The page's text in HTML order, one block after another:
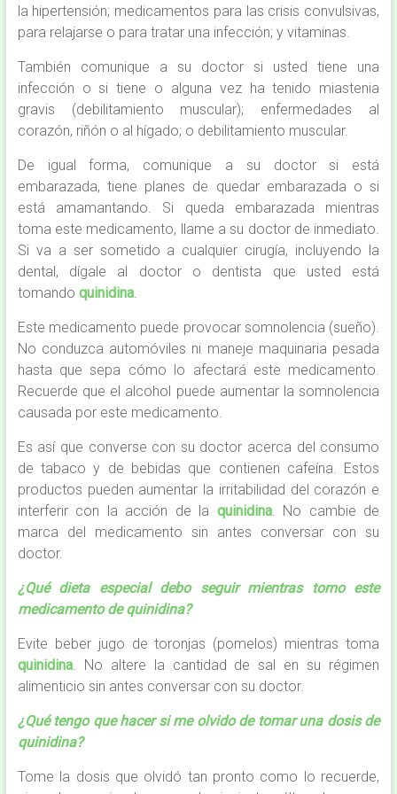
la hipertensión; medicamentos para las crisis convulsivas,
para relajarse o para tratar una infección; y vitaminas.
También comunique a su doctor si usted tiene una
infección o si tiene o alguna vez ha tenido miastenia
gravis (debilitamiento muscular); enfermedades al
corazón, riñón o al hígado; o debilitamiento muscular.
De igual forma, comunique a su doctor si está
embarazada, tiene planes de quedar embarazada o si
está amamantando. Si queda embarazada mientras
toma este medicamento, llame a su doctor de inmediato.
Si va a ser sometido a cualquier cirugía, incluyendo la
dental, dígale al doctor o dentista que usted está
tomando quinidina.
Este medicamento puede provocar somnolencia (sueño).
No conduzca automóviles ni maneje maquinaria pesada
hasta que sepa cómo lo afectará este medicamento.
Recuerde que el alcohol puede aumentar la somnolencia
causada por este medicamento.
Es así que converse con su doctor acerca del consumo
de tabaco y de bebidas que contienen cafeína. Estos
productos pueden aumentar la irritabilidad del corazón e
interferir con la acción de la quinidina. No cambie de
marca del medicamento sin antes conversar con su
doctor.
¿Qué dieta especial debo seguir mientras tomo este
medicamento de quinidina?
Evite beber jugo de toronjas (pomelos) mientras toma
quinidina. No altere la cantidad de sal en su régimen
alimenticio sin antes conversar con su doctor.
¿Qué tengo que hacer si me olvido de tomar una dosis de
quinidina?
Tome la dosis que olvidó tan pronto como lo recuerde,